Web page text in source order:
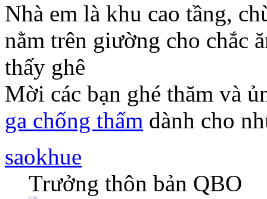
Nhà em là khu cao tầng,
nằm trên giường cho chắc
thấy ghê
Mời các bạn ghé thăm và
ga chống thấm dành cho
saokhue
Trưởng thôn bản QBO